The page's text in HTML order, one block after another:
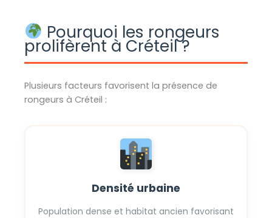
Pourquoi les rongeurs
prolifèrent à Créteil ?
Plusieurs facteurs favorisent la présence de
rongeurs à Créteil :
Densité urbaine
Population dense et habitat ancien favorisant